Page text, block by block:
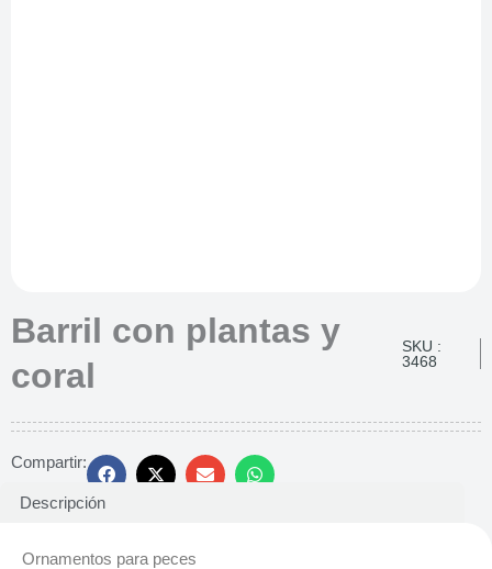
Barril con plantas y
coral
SKU :
3468
Compartir:
Descripción
Ornamentos para peces